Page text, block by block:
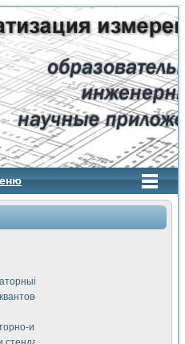
стенд "Сигнал-USB"
терапии Интроскан
измерительная система